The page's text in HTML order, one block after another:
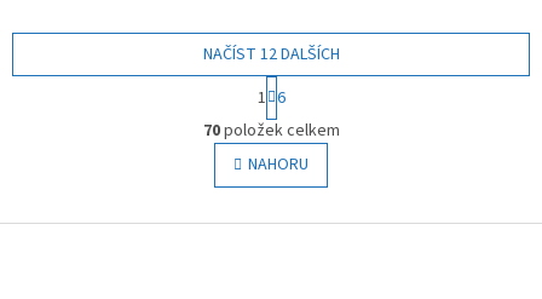
O
v
l
á
NAČÍST 12 DALŠÍCH
S
t
r
á
n
k
v
1 6
70položek celkem
NAHORU
Z